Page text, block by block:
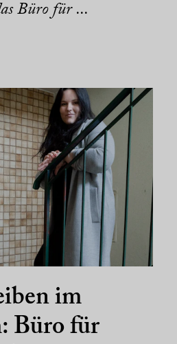
Büro für ...
im
Büro für